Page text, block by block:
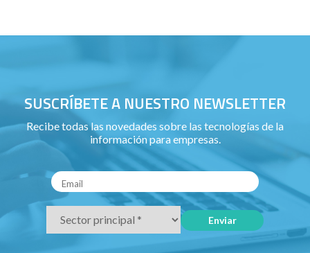
SUSCRÍBETE A NUESTRO NEWSLETTER
Recibe todas las novedades sobre las tecnologías de la
información para empresas.